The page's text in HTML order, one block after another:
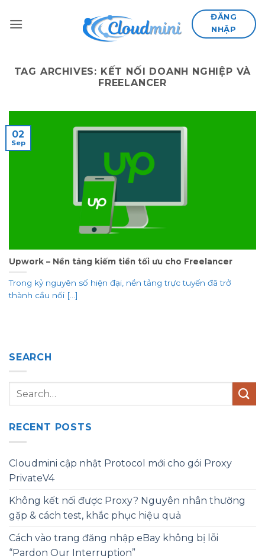
ĐĂNG
NHẬP
TAG ARCHIVES: KẾT NỐI DOANH NGHIỆP VÀ
FREELANCER
Upwork – Nền tảng kiếm tiền tối ưu cho Freelancer
Trong kỷ nguyên số hiện đại, nền tảng trực tuyến đã trở
thành cầu nối [...]
02
Sep
SEARCH
RECENT POSTS
Cloudmini cập nhật Protocol mới cho gói Proxy
PrivateV4
Không kết nối được Proxy? Nguyên nhân thường
gặp & cách test, khắc phục hiệu quả
Cách vào trang đăng nhập eBay không bị lỗi
“Pardon Our Interruption”